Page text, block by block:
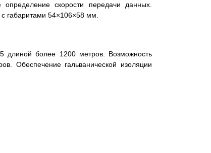
определение скорости передачи данных.
габаритами 54×106×58 мм.
длиной более 1200 метров. Возможность
Обеспечение гальванической изоляции